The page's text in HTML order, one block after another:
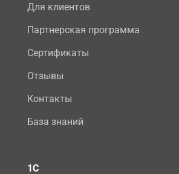
Для клиентов
Партнерская программа
Сертификаты
Отзывы
Контакты
База знаний
1С